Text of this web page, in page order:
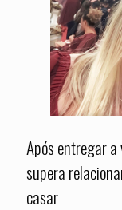
Após entregar a
supera
casar